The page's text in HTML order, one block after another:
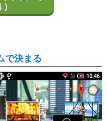
で決まる